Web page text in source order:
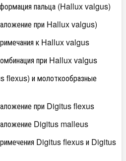
пальца (Hallux valgus)
при Hallux valgus)
к Hallux valgus
при Hallux valgus
flexus) и молоткообразные
при Digitus flexus
Digitus malleus
Digitus flexus и Digitus